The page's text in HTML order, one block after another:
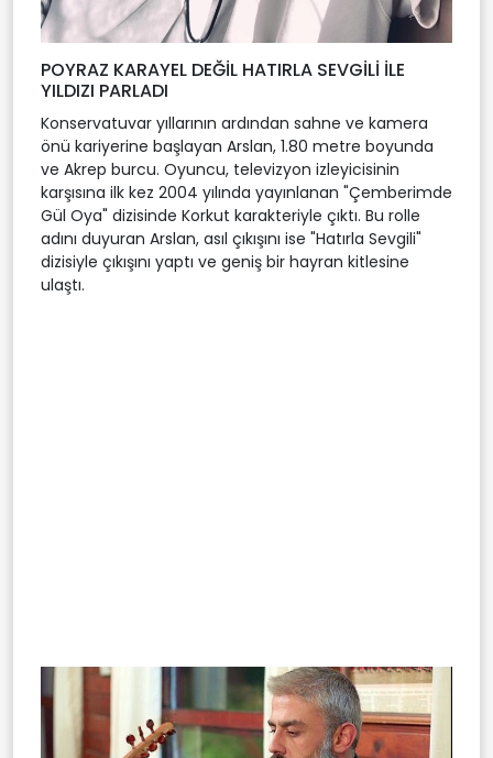
POYRAZ KARAYEL DEĞİL HATIRLA SEVGİLİ İLE
YILDIZI PARLADI
Konservatuvar yıllarının ardından sahne ve kamera
önü kariyerine başlayan Arslan, 1.80 metre boyunda
ve Akrep burcu. Oyuncu, televizyon izleyicisinin
karşısına ilk kez 2004 yılında yayınlanan "Çemberimde
Gül Oya" dizisinde Korkut karakteriyle çıktı. Bu rolle
adını duyuran Arslan, asıl çıkışını ise "Hatırla Sevgili"
dizisiyle çıkışını yaptı ve geniş bir hayran kitlesine
ulaştı.